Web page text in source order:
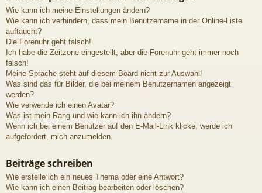
Wie kann ich meine Einstellungen ändern?
Wie kann ich verhindern, dass mein Benutzername in der Online-Liste
auftaucht?
Die Forenuhr geht falsch!
Ich habe die Zeitzone eingestellt, aber die Forenuhr geht immer noch
falsch!
Meine Sprache steht auf diesem Board nicht zur Auswahl!
Was sind das für Bilder, die bei meinem Benutzernamen angezeigt
werden?
Wie verwende ich einen Avatar?
Was ist mein Rang und wie kann ich ihn ändern?
Wenn ich bei einem Benutzer auf den E-Mail-Link klicke, werde ich
aufgefordert, mich anzumelden.
Beiträge schreiben
Wie erstelle ich ein neues Thema oder eine Antwort?
Wie kann ich einen Beitrag bearbeiten oder löschen?